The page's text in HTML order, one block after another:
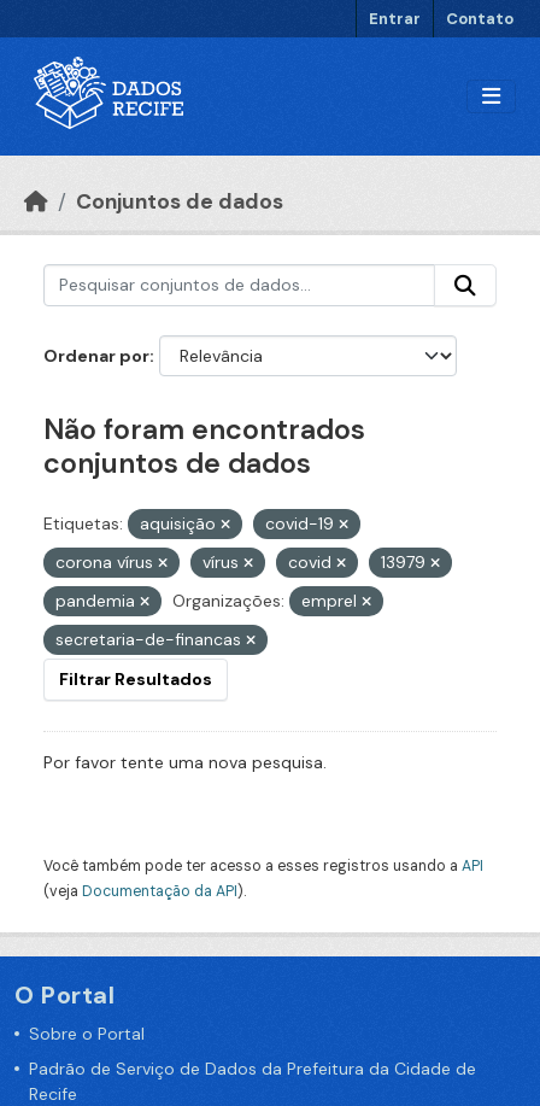
Entrar Contato
Conjuntos de dados
Ordenar por
Não foram encontrados
conjuntos de dados
Etiquetas: aquisição
covid-19
corona vírus
vírus covid
13979
pandemia
Organizações:
emprel
secretaria-de-financas
Filtrar Resultados
Por favor tente uma nova pesquisa.
Você também pode ter acesso a esses registros usando a API
(veja Documentação da API).
O Portal
Sobre o Portal
Padrão de Serviço de Dados da Prefeitura da Cidade de
Recife